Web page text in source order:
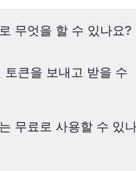
무엇을 할 수 있나요?
온라인 및 오프라인 결제를
전하며 빠른 다중 통화 결제
결제, 급여 수령, 좋아하는 콘
수 있습니다.
토큰을 보내고 받을 수
상의 주요 토큰과 50개 이상
모든 암호화폐는 팁박스에서
무료로 사용할 수 있